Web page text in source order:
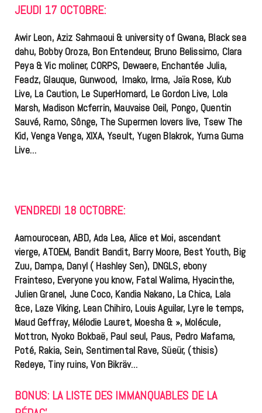
JEUDI 17 OCTOBRE:
Awir Leon, Aziz Sahmaoui & university of Gwana, Black sea
dahu, Bobby Oroza, Bon Entendeur, Bruno Belissimo, Clara
Peya & Vic moliner, CORPS, Dewaere, Enchantée Julia,
Feadz, Glauque, Gunwood, Imako, Irma, Jaïa Rose, Kub
Live, La Caution, Le SuperHomard, Le Gordon Live, Lola
Marsh, Madison Mcferrin, Mauvaise Oeil, Pongo, Quentin
Sauvé, Ramo, Sônge, The Supermen lovers live, Tsew The
Kid, Venga Venga, XIXA, Yseult, Yugen Blakrok, Yuma Guma
Live…
VENDREDI 18 OCTOBRE:
Aamourocean, ABD, Ada Lea, Alice et Moi, ascendant
vierge, ATOEM, Bandit Bandit, Barry Moore, Best Youth, Big
Zuu, Dampa, Danyl ( Hashley Sen), DNGLS, ebony
Frainteso, Everyone you know, Fatal Walima, Hyacinthe,
Julien Granel, June Coco, Kandia Nakano, La Chica, Lala
&ce, Laze Viking, Lean Chihiro, Louis Aguilar, Lyre le temps,
Maud Geffray, Mélodie Lauret, Moesha & », Molécule,
Mottron, Nyoko Bokbaë, Paul seul, Paus, Pedro Mafama,
Poté, Rakia, Sein, Sentimental Rave, Süeür, (thisis)
Redeye, Tiny ruins, Von Bikräv…
BONUS: LA LISTE DES IMMANQUABLES DE LA